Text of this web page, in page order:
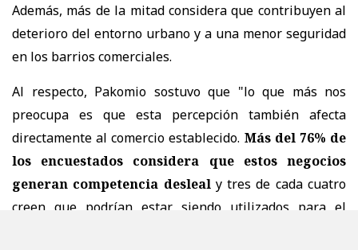
Además, más de la mitad considera que contribuyen al
deterioro del entorno urbano y a una menor seguridad
en los barrios comerciales.
Al respecto, Pakomio sostuvo que "lo que más nos
preocupa es que esta percepción también afecta
directamente al comercio establecido. Más del 76% de
los encuestados considera que estos negocios
generan competencia deslealy tres de cada cuatro
creen que podrían estar siendo utilizados para el